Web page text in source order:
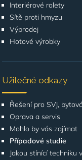
Interiérové rolety
Sítě proti hmyzu
Výprodej
Hotové výrobky
Užitečné odkazy
Řešení pro SVJ,
Oprava a servis
Mohlo by vás zajímat
Případové studie
Jakou stínící techniku